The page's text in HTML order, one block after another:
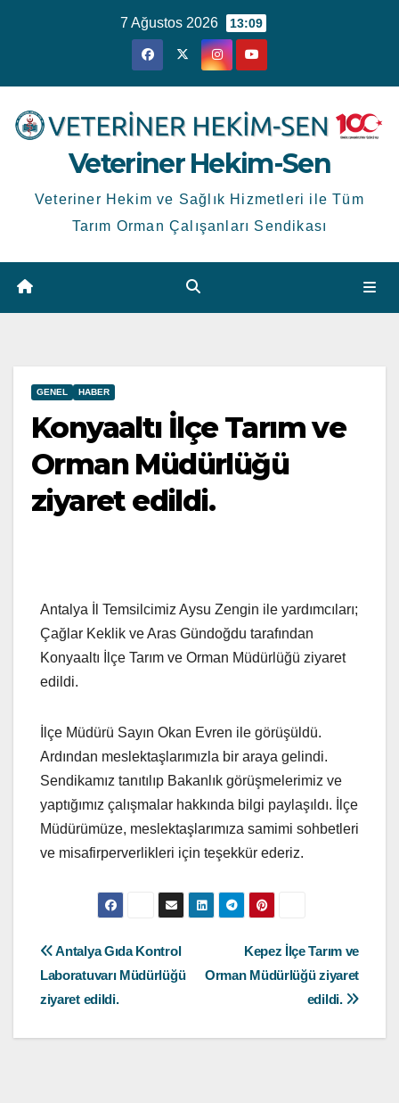
7 Ağustos 2026 13:09
Veteriner Hekim-Sen
Veteriner Hekim ve Sağlık Hizmetleri ile Tüm
Tarım Orman Çalışanları Sendikası
GENEL HABER
Konyaaltı İlçe Tarım ve
Orman Müdürlüğü
ziyaret edildi.
Antalya İl Temsilcimiz Aysu Zengin ile yardımcıları;
Çağlar Keklik ve Aras Gündoğdu tarafından
Konyaaltı İlçe Tarım ve Orman Müdürlüğü ziyaret
edildi.
İlçe Müdürü Sayın Okan Evren ile görüşüldü.
Ardından meslektaşlarımızla bir araya gelindi.
Sendikamız tanıtılıp Bakanlık görüşmelerimiz ve
yaptığımız çalışmalar hakkında bilgi paylaşıldı. İlçe
Müdürümüze, meslektaşlarımıza samimi sohbetleri
ve misafirperverlikleri için teşekkür ederiz.
Yazı
gezinmesi
Kepez İlçe Tarım ve
Orman Müdürlüğü ziyaret
edildi.
Antalya Gıda Kontrol
Laboratuvarı Müdürlüğü
ziyaret edildi.